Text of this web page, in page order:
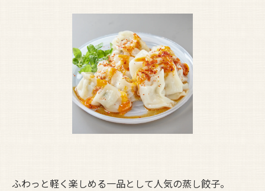
ふわっと軽く楽しめる一品として人気の蒸し餃子。